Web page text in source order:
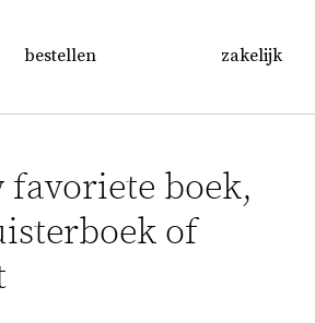
bestellen zakelijk
boek,
of